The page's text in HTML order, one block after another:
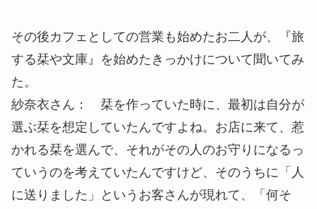
その後カフェとしての営業も始めたお二人が、『旅
する栞や文庫』を始めたきっかけについて聞いてみ
た。
紗奈衣さん： 栞を作っていた時に、最初は自分が
選ぶ栞を想定していたんですよね。お店に来て、惹
かれる栞を選んで、それがその人のお守りになるっ
ていうのを考えていたんですけど、そのうちに「人
に送りました」というお客さんが現れて、「何そ